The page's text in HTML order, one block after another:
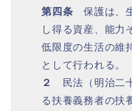
第四条 保護は、
し得る資産、能力
低限度の生活の維
として行われる。
２
民法（明治二
る扶養義務者の扶